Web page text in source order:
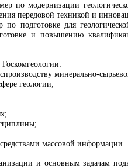
по модернизации
передовой техникой и
по подготовке для
и повышению
минерально-
геологии;
массовой информации.
и основным задачам